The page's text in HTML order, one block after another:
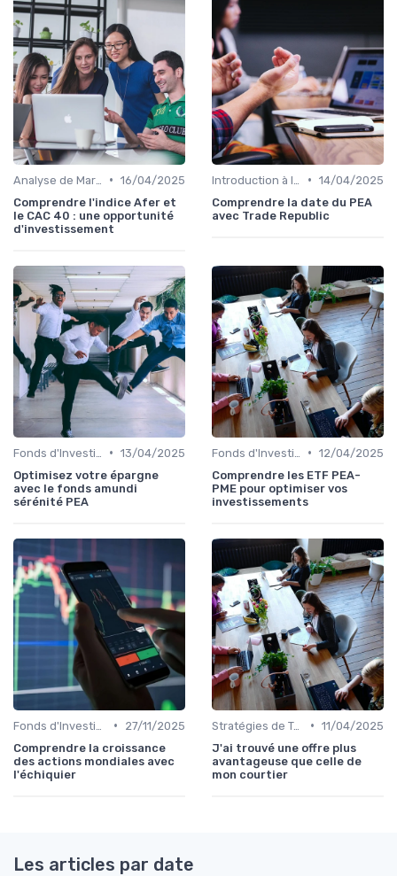
• 16/04/2025
Comprendre l'indice Afer et
le CAC 40 : une opportunité
d'investissement
• 14/04/2025
Comprendre la date du PEA
avec Trade Republic
• 13/04/2025
Optimisez votre épargne
avec le fonds amundi
sérénité PEA
• 12/04/2025
Comprendre les ETF PEA-
PME pour optimiser vos
investissements
•
27/11/2025
Comprendre la croissance
des actions mondiales avec
l'échiquier
Stratégies de Trading • 11/04/2025
J'ai trouvé une offre plus
avantageuse que celle de
mon courtier
Les articles par date